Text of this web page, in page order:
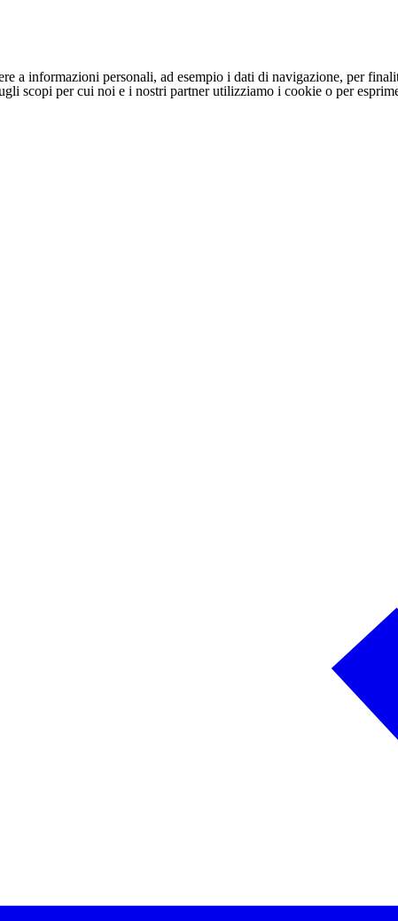
a informazioni personali, ad esempio i dati di navigazione, per
scopi per cui noi e i nostri partner utilizziamo i cookie o per